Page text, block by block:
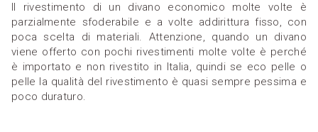
Il rivestimento di un divano economico molte volte è
parzialmente sfoderabile e a volte addirittura fisso, con
poca scelta di materiali. Attenzione, quando un divano
viene offerto con pochi rivestimenti molte volte è perché
è importato e non rivestito in Italia, quindi se eco pelle o
pelle la qualità del rivestimento è quasi sempre pessima e
poco duraturo.